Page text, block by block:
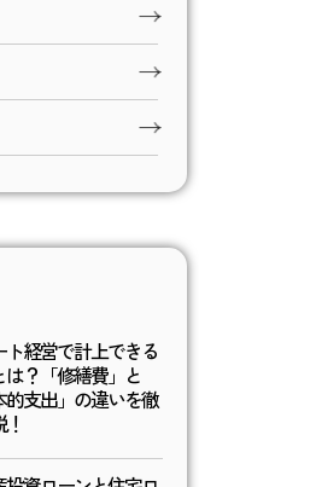
ト経営で計上できる
は？「修繕費」と
的支出」の違いを徹